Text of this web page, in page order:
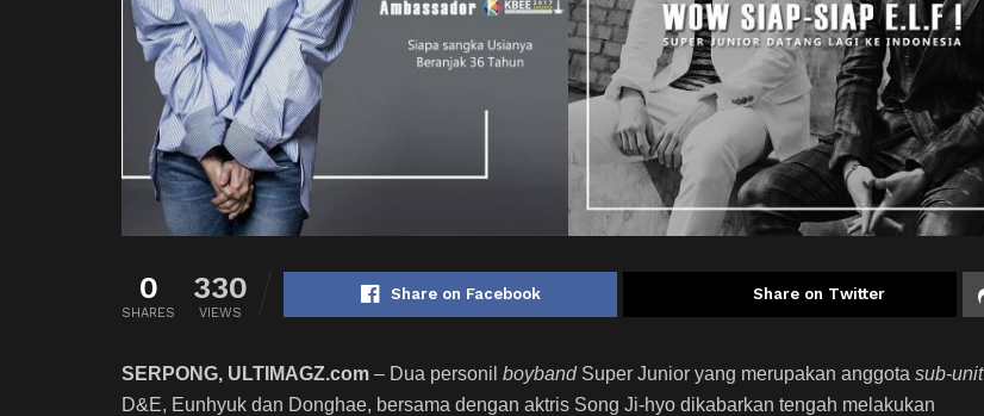
0
SHARES
330
VIEWS
Share on Facebook Share on Twitter
SERPONG, ULTIMAGZ.com – Dua personil boybandSuper Junior yang merupakan anggota sub-unit
D&E, Eunhyuk dan Donghae, bersama dengan aktris Song Ji-hyo dikabarkan tengah melakukan